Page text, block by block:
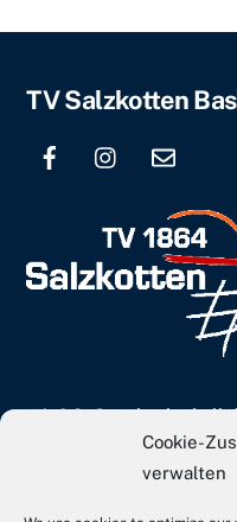
Cookie-
verwalten
TV Salzkotten
info[at]tvs-
Webseite TVS